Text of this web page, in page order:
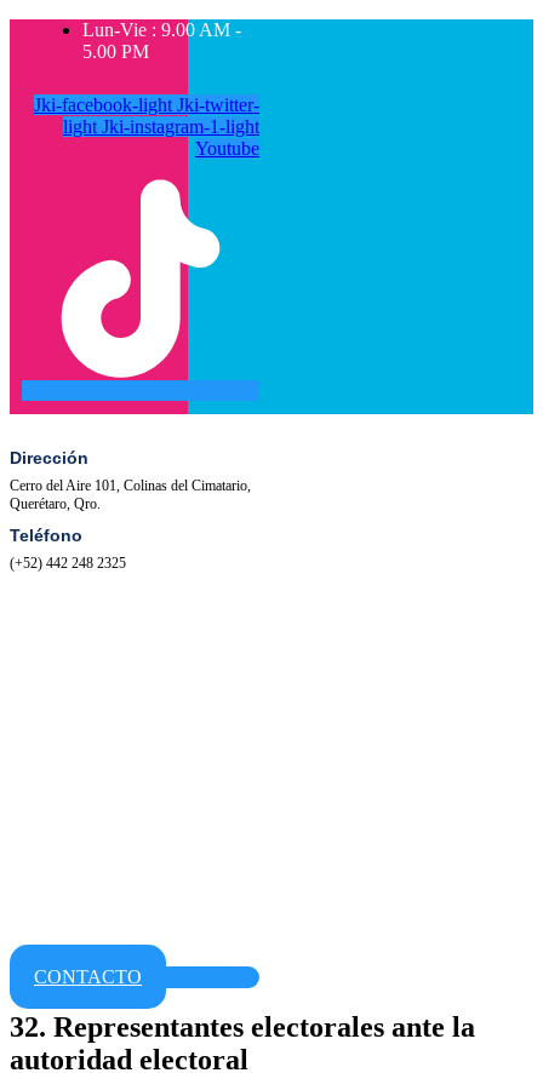
Lun-Vie : 9.00 AM -
5.00 PM
Jki-facebook-light Jki-twitter-
light Jki-instagram-1-light
Youtube
Dirección
Cerro del Aire 101, Colinas del Cimatario,
Querétaro, Qro.
Teléfono
(+52) 442 248 2325
CONTACTO
32. Representantes electorales ante la
autoridad electoral